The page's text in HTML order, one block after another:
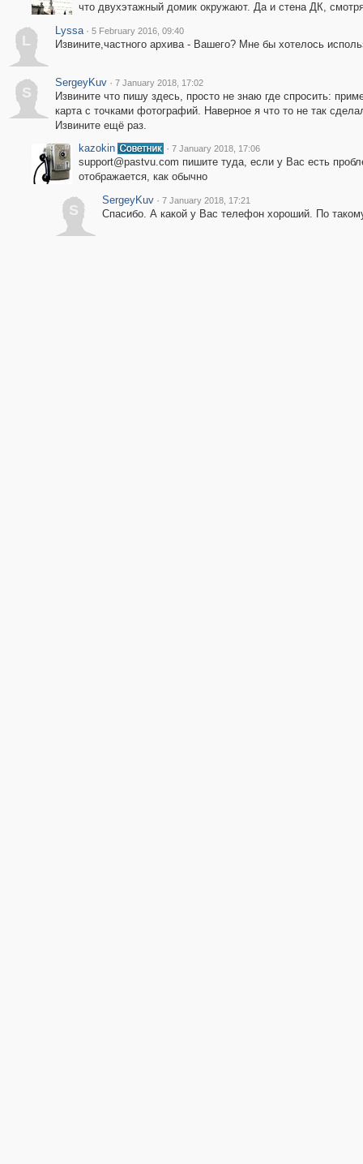
что двухэтажный домик окружают. Да и стена ДК,
L
Lyssa · 5 February 2016, 09:40
Извините,частного архива - Вашего? Мне бы хотелось
S
SergeyKuv · 7 January 2018, 17:02
Извините что пишу здесь, просто не знаю где спросить:
карта с точками фотографий. Наверное я что то не так
Извините ещё раз.
kazokin
· 7 January 2018, 17:06
support@pastvu.com пишите туда, если у Вас есть
отображается, как обычно
S
SergeyKuv · 7 January 2018, 17:21
Спасибо. А какой у Вас телефон хороший. По